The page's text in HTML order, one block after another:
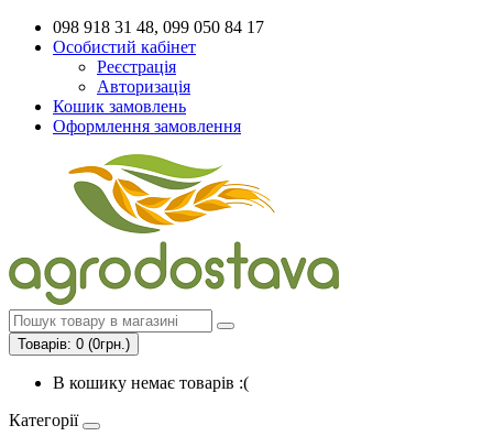
098 918 31 48, 099 050 84 17
Особистий кабінет
Реєстрація
Авторизація
Кошик замовлень
Оформлення замовлення
Товарів: 0 (0грн.)
В кошику немає товарів :(
Категорії